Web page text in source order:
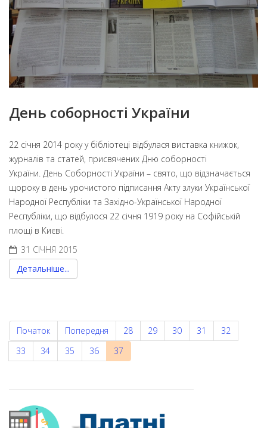
День соборності України
22 січня 2014 року у бібліотеці відбулася виставка книжок,
журналів та статей, присвячених Дню соборності
України. День Соборності України – свято, що відзначається
щороку в день урочистого підписання Акту злуки Української
Народної Республіки та Західно-Української Народної
Республіки, що відбулося 22 січня 1919 року на Софійській
площі в Києві.
31 СІЧНЯ 2015
Детальніше...
Початок Попередня 28 29 30 31
32
33
34 35 36 37